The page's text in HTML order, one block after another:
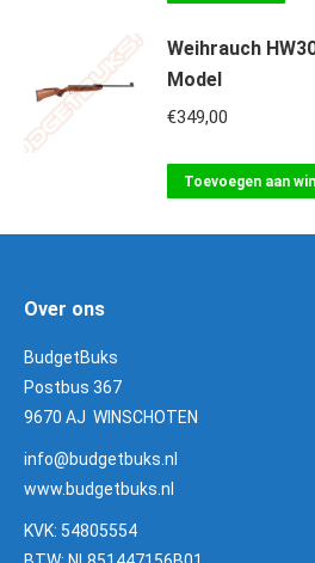
Weihrauch
Model
€349,00
Toevoegen aan
Over ons
BudgetBuks
Postbus 367
9670 AJ WINSCHOTEN
info@budgetbuks.nl
www.budgetbuks.nl
KVK: 54805554